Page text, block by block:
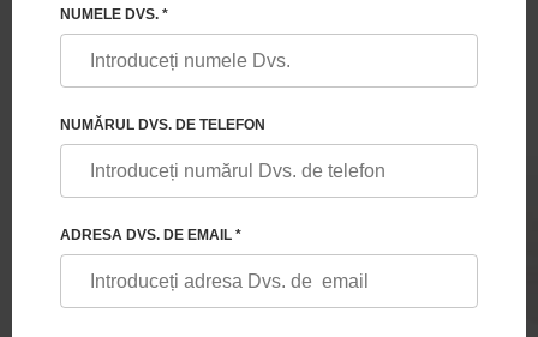
PREŢURI SUROGAT GESTAȚIONAL
DELUXE
NUMELE DVS. *
NUMĂRUL DVS. DE TELEFON
ADRESA DVS. DE EMAIL *